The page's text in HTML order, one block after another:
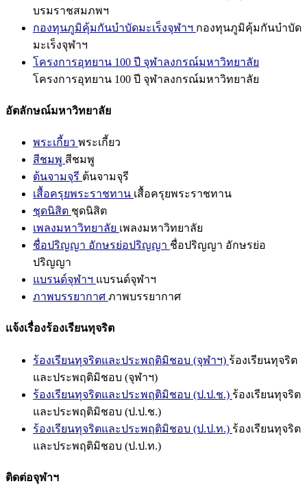
บรมราชสมภพฯ
กองทุนภูมิคุ้มกันบำบัดมะเร็งจุฬาฯ กองทุนภูมิคุ้มกันบำบัด
มะเร็งจุฬาฯ
โครงการอุทยาน 100 ปี จุฬาลงกรณ์มหาวิทยาลัย
โครงการอุทยาน 100 ปี จุฬาลงกรณ์มหาวิทยาลัย
อัตลักษณ์มหาวิทยาลัย
พระเกี้ยว พระเกี้ยว
สีชมพู สีชมพู
ต้นจามจุรี ต้นจามจุรี
เสื้อครุยพระราชทาน เสื้อครุยพระราชทาน
ชุดนิสิต ชุดนิสิต
เพลงมหาวิทยาลัย เพลงมหาวิทยาลัย
ชื่อปริญญา อักษรย่อปริญญา ชื่อปริญญา อักษรย่อ
ปริญญา
แบรนด์จุฬาฯ แบรนด์จุฬาฯ
ภาพบรรยากาศ ภาพบรรยากาศ
แจ้งเรื่องร้องเรียนทุจริต
ร้องเรียนทุจริตและประพฤติมิชอบ (จุฬาฯ) ร้องเรียนทุจริต
และประพฤติมิชอบ (จุฬาฯ)
ร้องเรียนทุจริตและประพฤติมิชอบ (ป.ป.ช.) ร้องเรียนทุจริต
และประพฤติมิชอบ (ป.ป.ช.)
ร้องเรียนทุจริตและประพฤติมิชอบ (ป.ป.ท.) ร้องเรียนทุจริต
และประพฤติมิชอบ (ป.ป.ท.)
ติดต่อจุฬาฯ